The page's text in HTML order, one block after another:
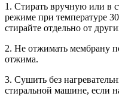
1. Стирать вручную или в
режиме при температуре
стирайте отдельно от
2. Не отжимать мембрану
отжима.
3. Сушить без
стиральной машине, если